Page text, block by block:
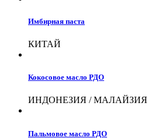
Имбирная паста
КИТАЙ
Кокосовое масло РДО
ИНДОНЕЗИЯ / МАЛАЙЗИЯ
Пальмовое масло РДО